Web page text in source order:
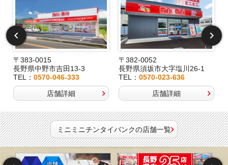
〒383-0015
長野県中野市吉田13-3
TEL： 0570-046-333
店舗詳細
〒382-0052
長野県須坂市大字塩川26-1
TEL：0570-023-636
店舗詳細
ミニミニチンタイバンクの店舗一覧